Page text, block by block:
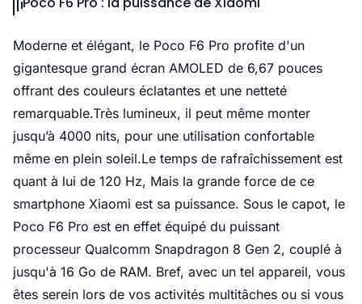
Moderne et élégant, le Poco F6 Pro profite d'un
gigantesque grand écran AMOLED de 6,67 pouces
offrant des couleurs éclatantes et une netteté
remarquable.Très lumineux, il peut même monter
jusqu’à 4000 nits, pour une utilisation confortable
même en plein soleil.Le temps de rafraîchissement est
quant à lui de 120 Hz, Mais la grande force de ce
smartphone Xiaomi est sa puissance. Sous le capot, le
Poco F6 Pro est en effet équipé du puissant
processeur Qualcomm Snapdragon 8 Gen 2, couplé à
jusqu'à 16 Go de RAM. Bref, avec un tel appareil, vous
êtes serein lors de vos activités multitâches ou si vous